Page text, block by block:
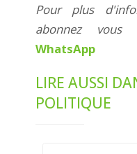
Pour plus
abonnez
WhatsApp
LIRE AUSSI
POLITIQUE